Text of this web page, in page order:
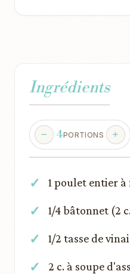
Ingrédients
4PORTIONS
1 poulet entier
1/4 bâtonnet (2
1/2 tasse de
2 c. à soupe